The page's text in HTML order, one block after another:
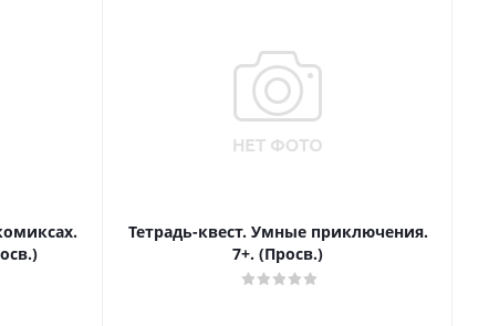
Тетрадь-квест. Умные приключения.
7+. (Просв.)